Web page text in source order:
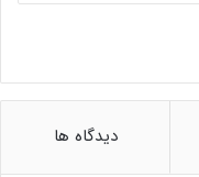
دیدگاه ها